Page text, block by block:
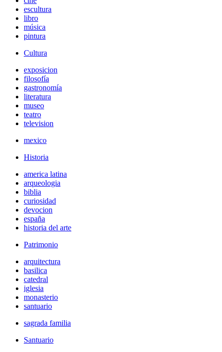
escultura
libro
música
pintura
Cultura
exposicion
filosofía
gastronomía
literatura
museo
teatro
television
mexico
Historia
america latina
arqueologia
biblia
curiosidad
devocion
españa
historia del arte
Patrimonio
arquitectura
basilica
catedral
iglesia
monasterio
santuario
sagrada familia
Santuario